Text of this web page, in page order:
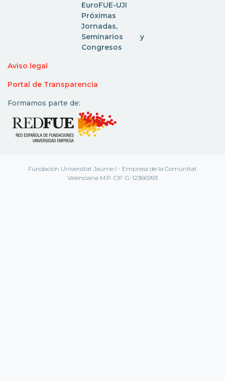
EuroFUE-UJI
Próximas
Jornadas,
Seminarios y
Congresos
Aviso legal
Portal de Transparencia
Formamos parte de:
Fundación Universitat Jaume I - Empresa de la Comunitat
Valenciana M.P. CIF: G-12366993